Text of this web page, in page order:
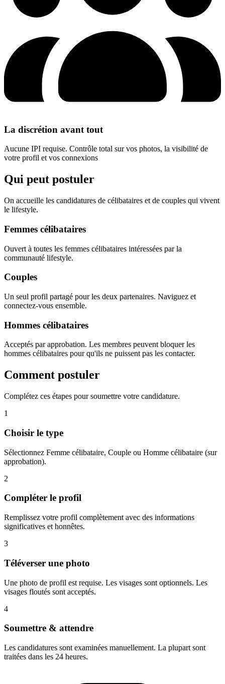
La discrétion avant tout
Aucune IPI requise. Contrôle total sur vos photos, la visibilité de
votre profil et vos connexions
Qui peut postuler
On accueille les candidatures de célibataires et de couples qui vivent
le lifestyle.
Femmes célibataires
Ouvert à toutes les femmes célibataires intéressées par la
communauté lifestyle.
Couples
Un seul profil partagé pour les deux partenaires. Naviguez et
connectez-vous ensemble.
Hommes célibataires
Acceptés par approbation. Les membres peuvent bloquer les
hommes célibataires pour qu'ils ne puissent pas les contacter.
Comment postuler
Complétez ces étapes pour soumettre votre candidature.
1
Choisir le type
Sélectionnez Femme célibataire, Couple ou Homme célibataire (sur
approbation).
2
Compléter le profil
Remplissez votre profil complètement avec des informations
significatives et honnêtes.
3
Téléverser une photo
Une photo de profil est requise. Les visages sont optionnels. Les
visages floutés sont acceptés.
4
Soumettre & attendre
Les candidatures sont examinées manuellement. La plupart sont
traitées dans les 24 heures.